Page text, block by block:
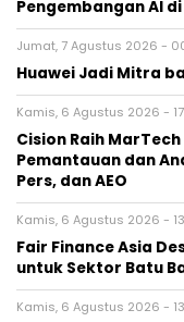
Pengembangan AI
Jumat, 7 Agustus 2026 -
Huawei Jadi Mitra
Kamis, 6 Agustus 2026 -
Cision Raih
Pemantauan dan
Pers, dan AEO
Kamis, 6 Agustus 2026 -
Fair Finance Asia
untuk Sektor Batu
Kamis, 6 Agustus 2026 -